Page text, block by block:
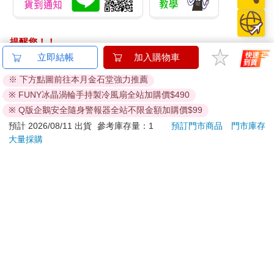
提醒您！！
金石堂及銀行均不會請您操作ATM! 如接獲電話要求您前往
ATM提款機，請不要聽從指示，以免受騙上當！
退換貨須知：
**提醒您，鑑賞期不等於試用期，退回商品須為全新狀態**
依據「消費者保護法」第19條及行政院消費者保護處公告之
「通訊交易解除權合理例外情事適用準則」，以下商品購買
立即結帳 加入購物車
※ 下方點圖前往本月金石堂強力推薦
※ FUNY冰晶渦輪手持製冷風扇全站加購價$490
※ Q版企鵝安全隨身警報器全站不限金額加購價$99
預計 2026/08/11 出貨 參考庫存量：1 預訂門市商品
門市庫存
大量採購